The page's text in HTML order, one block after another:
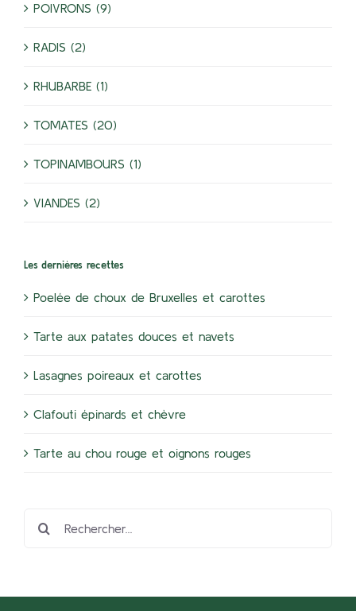
POIVRONS (9)
RADIS (2)
RHUBARBE (1)
TOMATES (20)
TOPINAMBOURS (1)
VIANDES (2)
Les dernières recettes
Poelée de choux de Bruxelles et carottes
Tarte aux patates douces et navets
Lasagnes poireaux et carottes
Clafouti épinards et chèvre
Tarte au chou rouge et oignons rouges